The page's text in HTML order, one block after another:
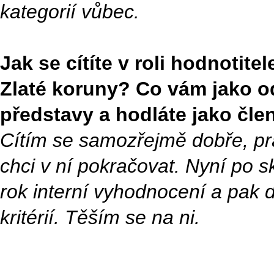
kategorií vůbec.
Jak se cítíte v roli
Zlaté koruny? Co vám jako
představy a hodláte jako
Cítím se samozřejmě dobře,
chci v ní pokračovat. Nyní po
rok interní vyhodnocení a pak
kritérií. Těším se na ni.